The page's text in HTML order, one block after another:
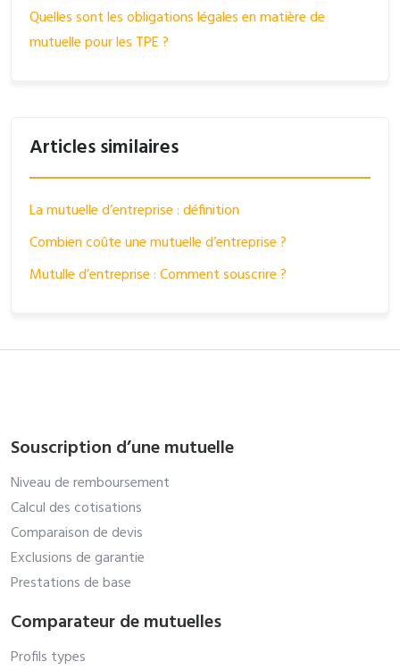
Quelles sont les obligations légales en matière de
mutuelle pour les TPE ?
Articles similaires
La mutuelle d’entreprise : définition
Combien coûte une mutuelle d’entreprise ?
Mutulle d’entreprise : Comment souscrire ?
Souscription d’une mutuelle
Niveau de remboursement
Calcul des cotisations
Comparaison de devis
Exclusions de garantie
Prestations de base
Comparateur de mutuelles
Profils types